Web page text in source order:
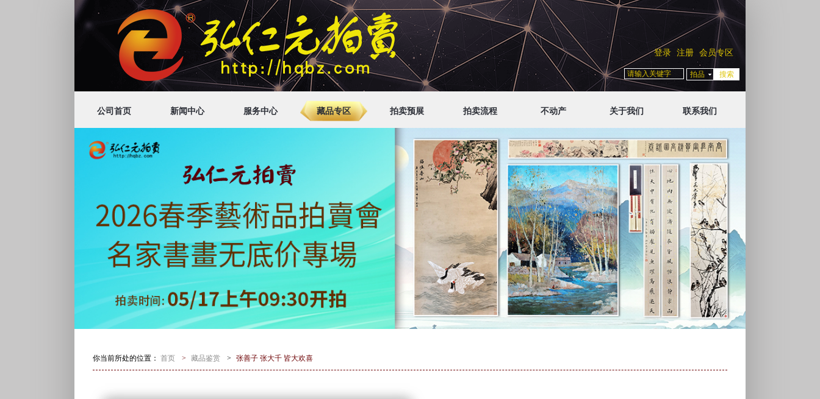
登录 注册 会员专区
拍品
公司首页 新闻中心 服务中心 藏品专区 拍卖预展 拍卖流程 不动产 关于我们 联系我们
你当前所处的位置： 首页 > 藏品鉴赏 > 张善子 张大千 皆大欢喜